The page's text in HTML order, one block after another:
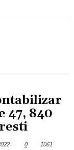
47, 840
0 1061